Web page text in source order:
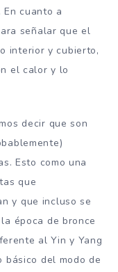
cuanto a
señalar que el
interior y cubierto,
el calor y lo
decir que son
Esto como una
que
y que incluso se
época de bronce
al Yin y Yang
del modo de